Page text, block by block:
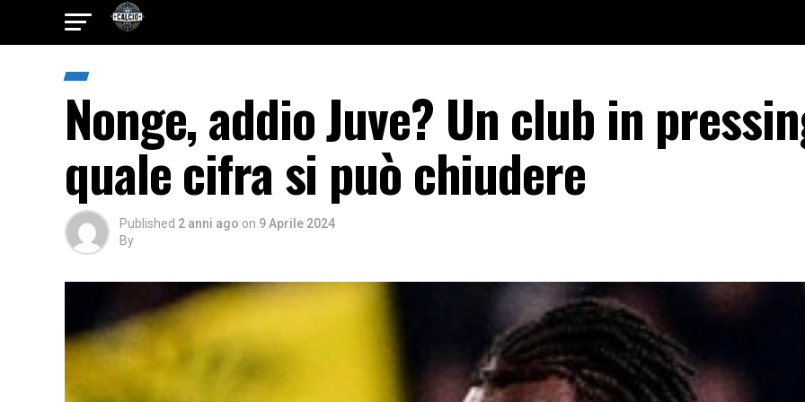
Nonge, addio Juve? Un club in
quale cifra si può chiudere
Published 2 anni ago on 9 Aprile 2024
By